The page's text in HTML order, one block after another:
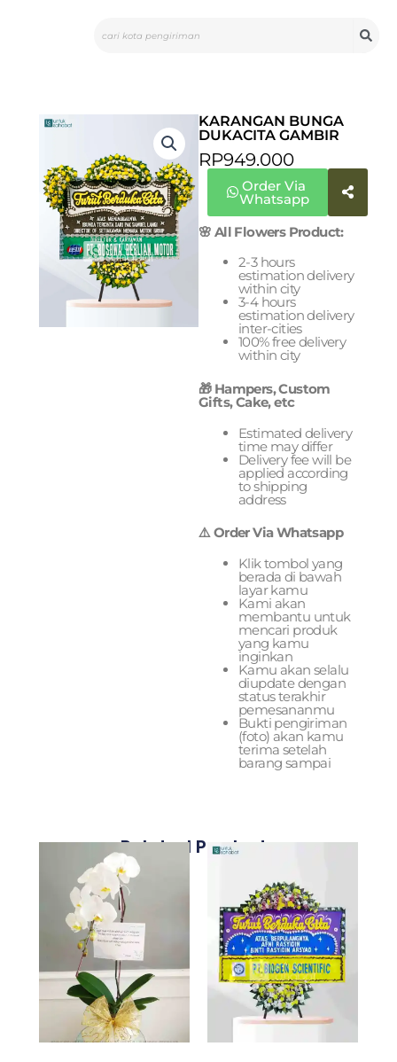
KARANGAN BUNGA
DUKACITA GAMBIR
RP949.000
Order Via
Whatsapp
🌸 All Flowers Product:
2-3 hours
estimation delivery
within city
3-4 hours
estimation delivery
inter-cities
100% free delivery
within city
🎁 Hampers, Custom
Gifts, Cake, etc
Estimated delivery
time may differ
Delivery fee will be
applied according
to shipping
address
⚠️ Order Via Whatsapp
Klik tombol yang
berada di bawah
layar kamu
Kami akan
membantu untuk
mencari produk
yang kamu
inginkan
Kamu akan selalu
diupdate dengan
status terakhir
pemesananmu
Bukti pengiriman
(foto) akan kamu
terima setelah
barang sampai
Related Products